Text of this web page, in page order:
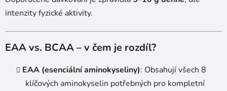
intenzity fyzické aktivity.
EAA vs. BCAA – v čem je rozdíl?
EAA (esenciální aminokyseliny): Obsahují všech 8
klíčových aminokyselin potřebných pro kompletní